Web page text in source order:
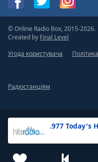
.977 Today's
© Online Radio Box, 2015-2026.
Created by Final Level
Угода користувача
Радіостанціям